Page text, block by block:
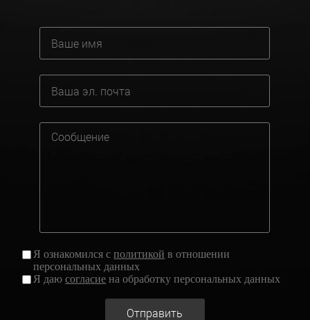
Я ознакомился сполитикой в отношении
персональных данных
Я даюсогласие на обработку персональных данных
Отправить